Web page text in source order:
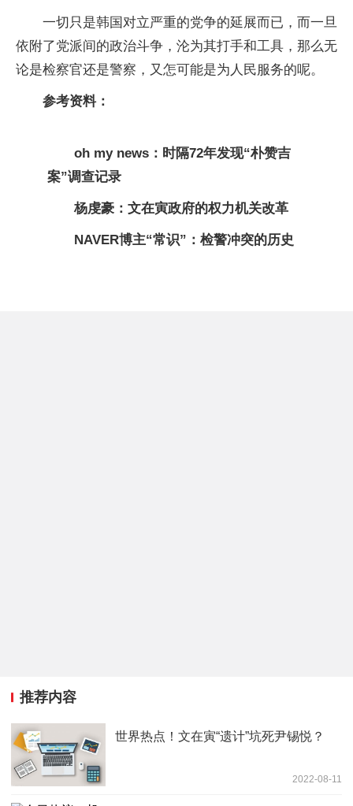
一切只是韩国对立严重的党争的延展而已，而一旦
依附了党派间的政治斗争，沦为其打手和工具，那么无
论是检察官还是警察，又怎可能是为人民服务的呢。
参考资料：
oh my news：时隔72年发现“朴赞吉
案”调查记录
杨虔豪：文在寅政府的权力机关改革
NAVER博主“常识”：检警冲突的历史
推荐内容
世界热点！文在寅“遗计”坑死尹锡悦？
2022-08-11